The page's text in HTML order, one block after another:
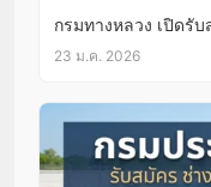
กรมทางหลวง เปิดรั
23 ม.ค. 2026